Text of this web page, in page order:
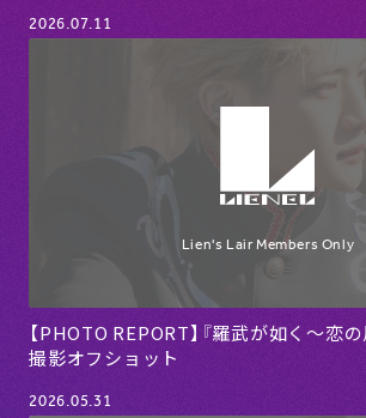
2026.07.11
【PHOTO REPORT】『羅武が如く〜恋
撮影オフショット
2026.05.31